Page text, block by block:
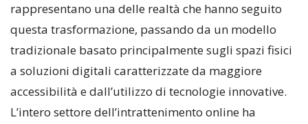
rappresentano una delle realtà che hanno seguito
questa trasformazione, passando da un modello
tradizionale basato principalmente sugli spazi fisici
a soluzioni digitali caratterizzate da maggiore
accessibilità e dall’utilizzo di tecnologie innovative.
L’intero settore dell’intrattenimento online ha